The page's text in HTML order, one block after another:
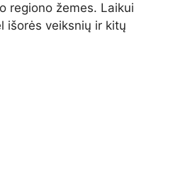
regiono žemes. Laikui
išorės veiksnių ir kitų